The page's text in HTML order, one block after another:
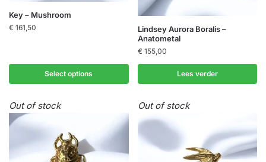
productpagina
de
Key – Mushroom
€ 161,50
Select options
Lindsey Aurora Boralis –
Anatometal
€ 155,00
Lees verder
Out of stock Out of stock